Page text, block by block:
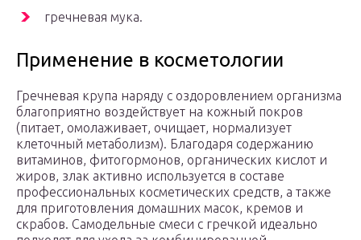
гречневая мука.
Применение в косметологии
Гречневая крупа наряду с оздоровлением организма
благоприятно воздействует на кожный покров
(питает, омолаживает, очищает, нормализует
клеточный метаболизм). Благодаря содержанию
витаминов, фитогормонов, органических кислот и
жиров, злак активно используется в составе
профессиональных косметических средств, а также
для приготовления домашних масок, кремов и
скрабов. Самодельные смеси с гречкой идеально